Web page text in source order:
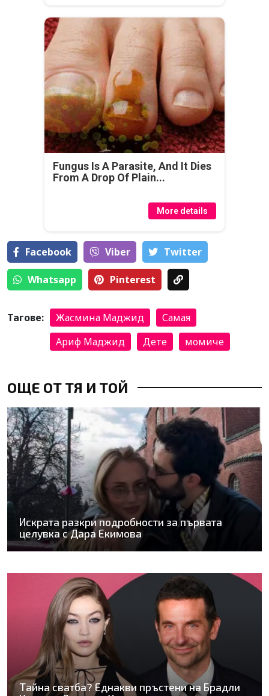
Fungus Is A Parasite, And It Dies
From A Drop Of Plain...
More details
Facebook Viber Тwitter
Whatsapp Pinterest
Тагове: Жасмина Маджид
Самая
Ариф Маджид
Дете момиче
ОЩЕ ОТ ТЯ И ТОЙ
Искрата разкри подробности за първата
целувка с Дара Екимова
Тайна сватба? Еднакви пръстени на Брадли